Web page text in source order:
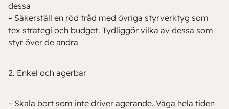
dessa
– Säkerställ en röd tråd med övriga styrverktyg som
tex strategi och budget. Tydliggör vilka av dessa som
styr över de andra
2. Enkel och agerbar
– Skala bort som inte driver agerande. Våga hela tiden